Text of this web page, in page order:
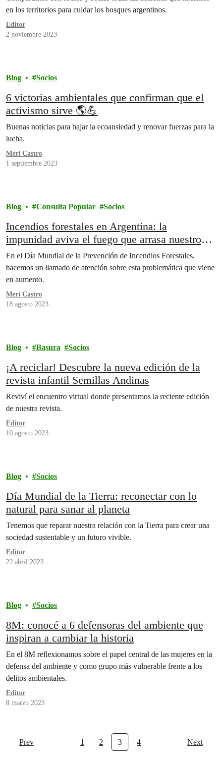
en los territorios para cuidar los bosques argentinos.
Editor
2 noviembre 2023
Blog Socios
6 victorias ambientales que confirman que el
activismo sirve 🌎💪
Buenas noticias para bajar la ecoansiedad y renovar fuerzas para la
lucha.
Meri Castro
1 septiembre 2023
Blog Consulta Popular Socios
Incendios forestales en Argentina: la
impunidad aviva el fuego que arrasa nuestros
bosques
En el Día Mundial de la Prevención de Incendios Forestales,
hacemos un llamado de atención sobre esta problemática que viene
en aumento.
Meri Castro
18 agosto 2023
Blog Basura Socios
¡A reciclar! Descubre la nueva edición de la
revista infantil Semillas Andinas
Reviví el encuentro virtual donde presentamos la reciente edición
de nuestra revista.
Editor
10 agosto 2023
Blog Socios
Día Mundial de la Tierra: reconectar con lo
natural para sanar al planeta
Tenemos que reparar nuestra relación con la Tierra para crear una
sociedad sustentable y un futuro vivible.
Editor
22 abril 2023
Blog Socios
8M: conocé a 6 defensoras del ambiente que
inspiran a cambiar la historia
En el 8M reflexionamos sobre el papel central de las mujeres en la
defensa del ambiente y como grupo más vulnerable frente a los
delitos ambientales.
Editor
8 marzo 2023
Prev 1 2 3 4 Next